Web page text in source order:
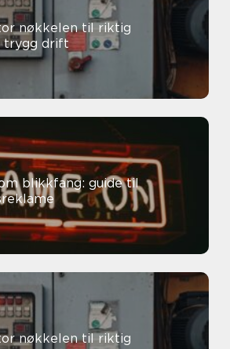
riktig
trygg drift
blikkfang: guide til
riktig